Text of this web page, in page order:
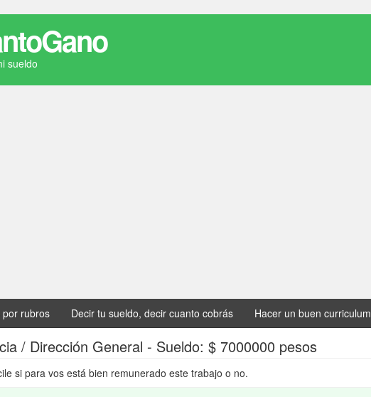
sueldo
por rubros Decir tu sueldo, decir cuanto cobrás Hacer un buen curriculum
/ Dirección General - Sueldo: $ 7000000 pesos
si para vos está bien remunerado este trabajo o no.